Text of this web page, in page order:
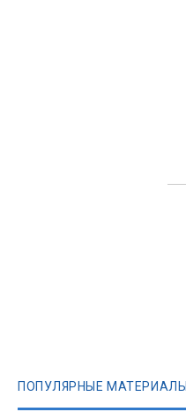
ПОПУЛЯРНЫЕ МАТЕРИАЛЫ